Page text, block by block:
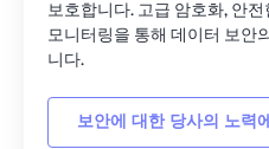
보호합니다. 고급 암호화, 안
모니터링을 통해 데이터 보안
니다.
보안에 대한 당사의 노력